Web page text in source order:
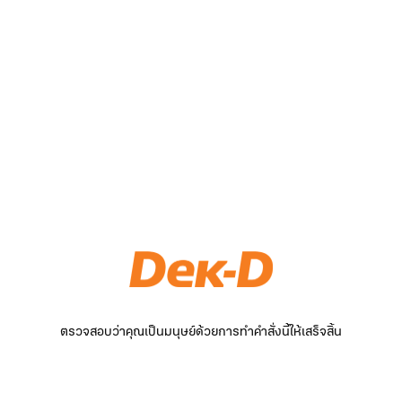
ตรวจสอบว่าคุณเป็นมนุษย์ด้วยการทำคำสั่งนี้ให้เสร็จสิ้น